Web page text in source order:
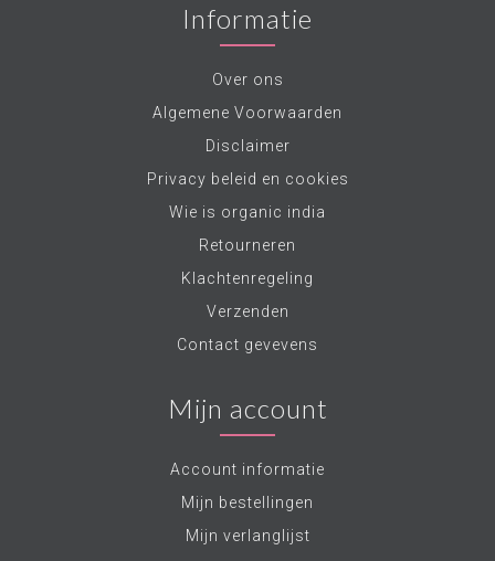
Informatie
Over ons
Algemene Voorwaarden
Disclaimer
Privacy beleid en cookies
Wie is organic india
Retourneren
Klachtenregeling
Verzenden
Contact gevevens
Mijn account
Account informatie
Mijn bestellingen
Mijn verlanglijst